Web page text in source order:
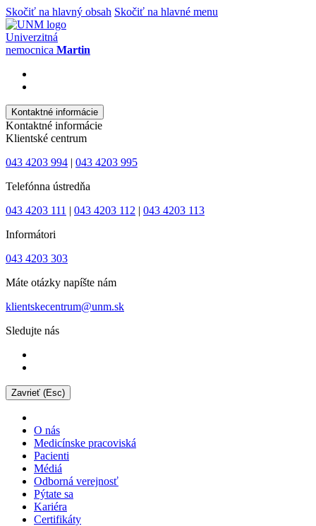
Skočiť na hlavný obsah Skočiť na hlavné menu
Univerzitná
nemocnica Martin
Kontaktné informácie
Kontaktné informácie
Klientské centrum
043 4203 994 | 043 4203 995
Telefónna ústredňa
043 4203 111 | 043 4203 112 | 043 4203 113
Informátori
043 4203 303
Máte otázky napíšte nám
klientskecentrum@unm.sk
Sledujte nás
Zavrieť (Esc)
O nás
Medicínske pracoviská
Pacienti
Médiá
Odborná verejnosť
Pýtate sa
Kariéra
Certifikáty